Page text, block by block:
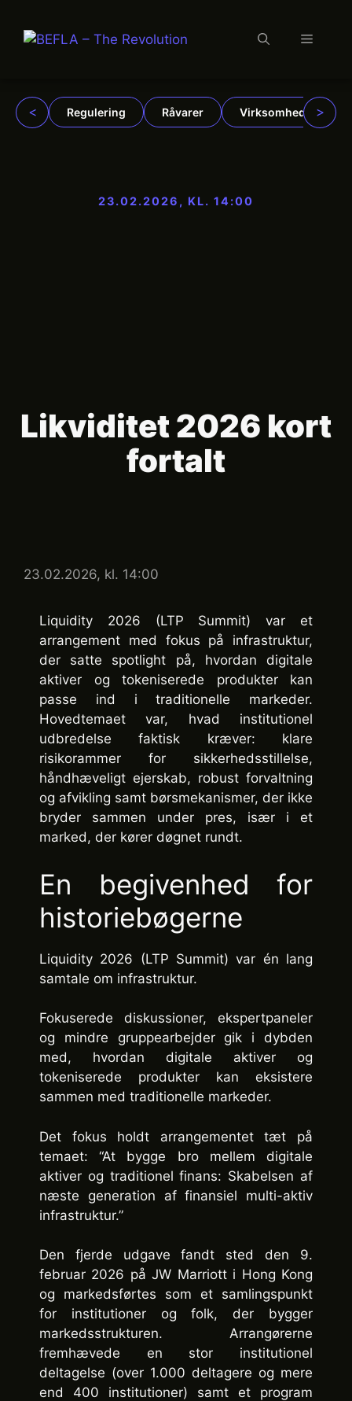
indhold
Menu
< Regulering Råvarer Virksomheder >
23.02.2026, KL. 14:00
Likviditet 2026 kort
fortalt
23.02.2026, kl. 14:00
Liquidity 2026 (LTP Summit) var et
arrangement med fokus på infrastruktur,
der satte spotlight på, hvordan digitale
aktiver og tokeniserede produkter kan
passe ind i traditionelle markeder.
Hovedtemaet var, hvad institutionel
udbredelse faktisk kræver: klare
risikorammer for sikkerhedsstillelse,
håndhæveligt ejerskab, robust forvaltning
og afvikling samt børsmekanismer, der ikke
bryder sammen under pres, især i et
marked, der kører døgnet rundt.
En begivenhed for
historiebøgerne
Liquidity 2026 (LTP Summit) var én lang
samtale om infrastruktur.
Fokuserede diskussioner, ekspertpaneler
og mindre gruppearbejder gik i dybden
med, hvordan digitale aktiver og
tokeniserede produkter kan eksistere
sammen med traditionelle markeder.
Det fokus holdt arrangementet tæt på
temaet: “At bygge bro mellem digitale
aktiver og traditionel finans: Skabelsen af
næste generation af finansiel multi-aktiv
infrastruktur.”
Den fjerde udgave fandt sted den 9.
februar 2026 på JW Marriott i Hong Kong
og markedsførtes som et samlingspunkt
for institutioner og folk, der bygger
markedsstrukturen. Arrangørerne
fremhævede en stor institutionel
deltagelse (over 1.000 deltagere og mere
end 400 institutioner) samt et program